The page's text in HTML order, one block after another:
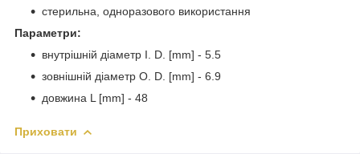
стерильна, одноразового використання
Параметри:
внутрішній діаметр I. D. [mm] - 5.5
зовнішній діаметр O. D. [mm] - 6.9
довжина L [mm] - 48
Приховати